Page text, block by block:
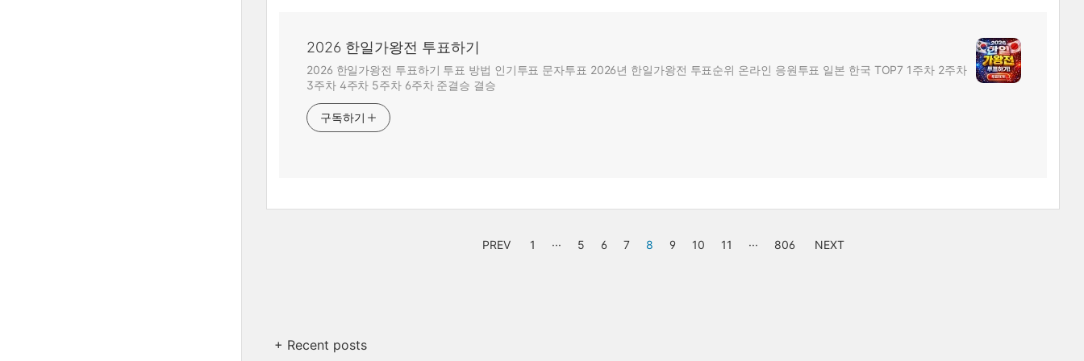
2026 한일가왕전 투표하기
2026 한일가왕전 투표하기 투표 방법 인기투표 문자투표 2026년 한일가왕전 투표순위 온라인 응원투표 일본 한국 TOP7 1주차 2주차
3주차 4주차 5주차 6주차 준결승 결승
구독하기
PREV 1 ··· 5 6 7 8 9 10 11 ··· 806 NEXT
+ Recent posts